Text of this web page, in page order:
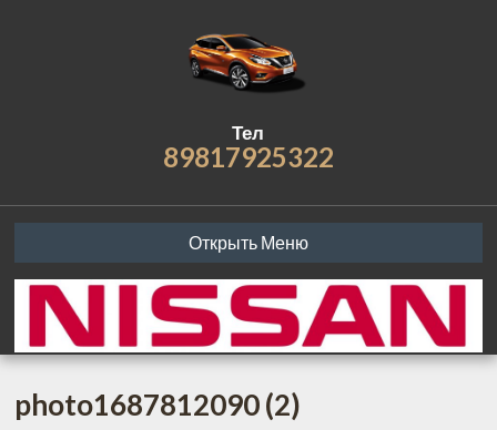
Тел
89817925322
Открыть Меню
photo1687812090 (2)